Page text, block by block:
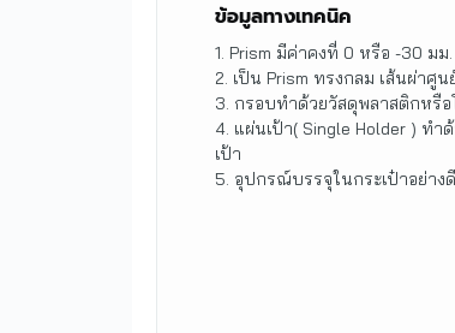
ข้อมูลทางเทคนิค
1. Prism มีค่าคงที่ 0 หรือ -30 ม
2. เป็น Prism ทรงกลม เส้นผ่าศู
3. กรอบทำด้วยวัสดุพลาสติกหรือ
4. แผ่นเป้า( Single Holder ) ทำ
เป้า
5. อุปกรณ์บรรจุในกระเป๋าอย่างดี